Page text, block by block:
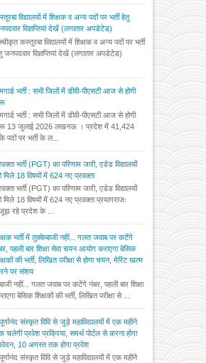
विद्यालयों में शिक्षक व अन्य पदों पर भर्ती हेतु
विज्ञप्तियां देखें (लगातार अपडेटेड)
कस्तूरबा विद्यालयों में शिक्षक व अन्य पदों पर भर्ती
जनपदवार विज्ञप्तियां देखें (लगातार अपडेटेड)
भर्ती : सभी जिलों में डीवी-पीएसटी आज से होगी
भर्ती : सभी जिलों में डीवी-पीएसटी आज से होगी
13 जुलाई 2026 लखनऊ । प्रदेश में 41,424
पदों पर भर्ती के ल...
भर्ती (PGT) का परिणाम जारी, एडेड विद्यालयों
मिले 18 विषयों में 624 नए प्रवक्ता
भर्ती (PGT) का परिणाम जारी, एडेड विद्यालयों
मिले 18 विषयों में 624 नए प्रवक्ता प्रयागराजः
रहे प्रदेश के ...
भर्ती में तुक्केबाजी नहीं... गलत जवाब पर कटेंगे
पहली बार शिक्षा सेवा चयन आयोग कराएगा बेसिक
की भर्ती, लिखित परीक्षा से होगा चयन, मेरिट खत्म
पर संशय
नहीं... गलत जवाब पर कटेंगे नंबर, पहली बार शिक्षा
बेसिक शिक्षकों की भर्ती, लिखित परीक्षा से ...
संस्कृत विवि से जुड़े महाविद्यालयों में एक महीने
चलेगी प्रवेश प्रक्रिया, समर्थ पोर्टल से करना होगा
10 अगस्त तक होगा प्रवेश
संस्कृत विवि से जुड़े महाविद्यालयों में एक महीने